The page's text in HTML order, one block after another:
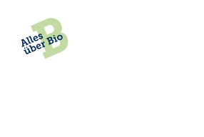
Main Navigation